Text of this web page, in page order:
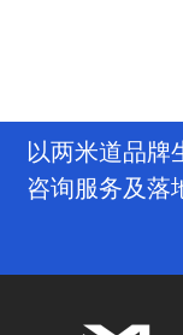
以两米道品牌
咨询服务及落